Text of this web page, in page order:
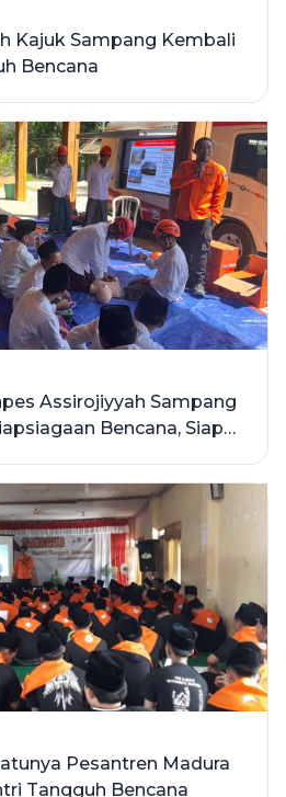
Kajuk Sampang Kembali
Bencana
Assirojiyyah Sampang
Bencana, Siap
Pesantren Madura
Tangguh Bencana